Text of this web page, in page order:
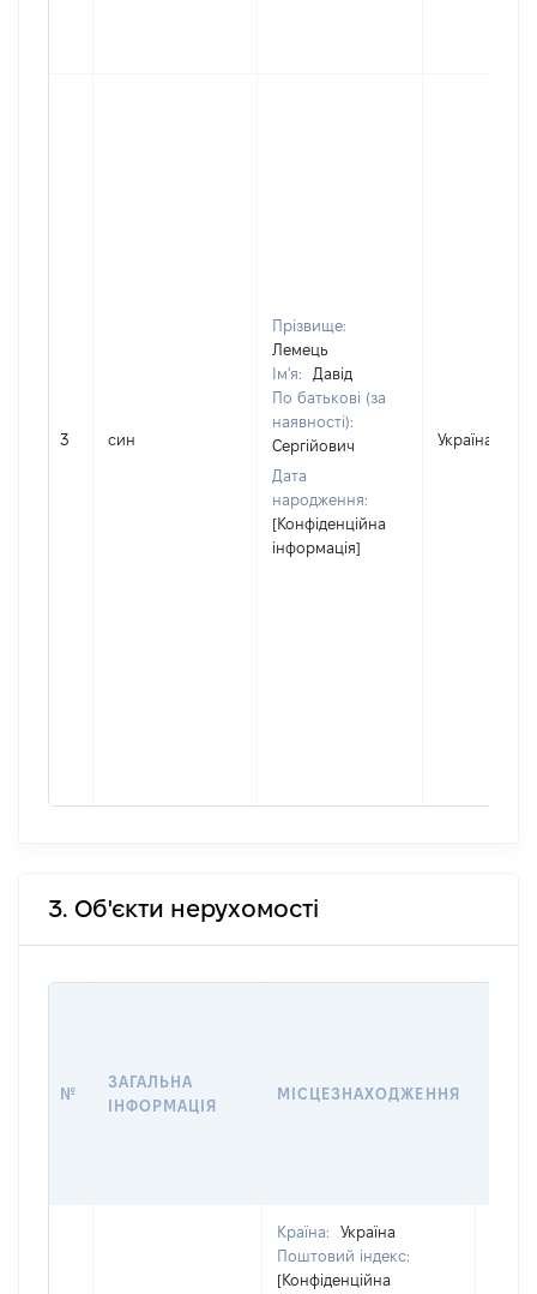
3 син
Прізвище:
Лемець
Ім'я:
Давід
По батькові (за
наявності):
Сергійович
Дата
народження:
[Конфіденційна
інформація]
Україна
3. Об'єкти нерухомості
№
ЗАГАЛЬНА
ІНФОРМАЦІЯ
МІСЦЕЗНАХОДЖЕННЯ
Країна:
Україна
Поштовий індекс:
[Конфіденційна